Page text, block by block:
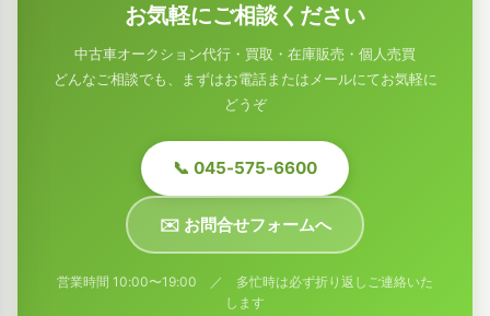
お気軽にご相談ください
中古車オークション代行・買取・在庫販売・個人売買
どんなご相談でも、まずはお電話またはメールにてお気軽に
どうぞ
📞 045-575-6600
✉️ お問合せフォームへ
営業時間 10:00〜19:00 ／ 多忙時は必ず折り返しご連絡いた
します